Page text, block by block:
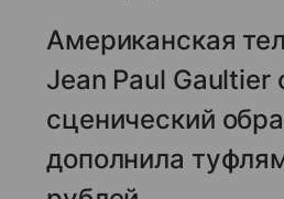
Американская
Jean Paul
сценический
дополнила